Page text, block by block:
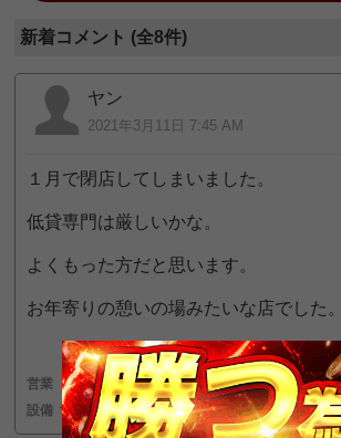
新着コメント (全8件)
ヤン
2021年3月11日 7:45 AM
１月で閉店してしまいました。
低貸専門は厳しいかな。
よくもった方だと思います。
お年寄りの憩いの場みたいな店でした。
営業 3 接客
3
設備
3